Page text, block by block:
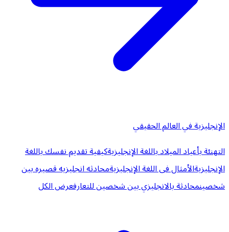
الإنجليزية في العالم الحقيقي
التهنئة بأعياد الميلاد باللغة الإنجليزيةكيفية تقديم نفسك باللغة
الإنجليزيةالأمثال فى اللغة الإنجليزيةمحادثه انجليزيه قصيره بين
شخصينمحادثة بالانجليزي بين شخصين للتعارفعرض الكل